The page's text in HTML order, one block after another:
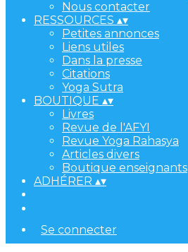
Nous contacter
RESSOURCES ▴▾
Petites annonces
Liens utiles
Dans la presse
Citations
Yoga Sutra
BOUTIQUE ▴▾
Livres
Revue de l'AFYI
Revue Yoga Rahasya
Articles divers
Boutique enseignants
ADHÉRER ▴▾
Se connecter